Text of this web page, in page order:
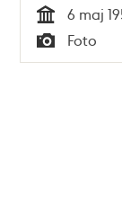
vattnet"",
redogörelse
Tid
6 maj
Typ
Foto